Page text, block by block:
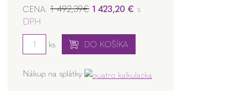
CENA: 1 492,39€ 1 423,20 € s
DPH
ks DO KOŠÍKA
Nákup na splátky